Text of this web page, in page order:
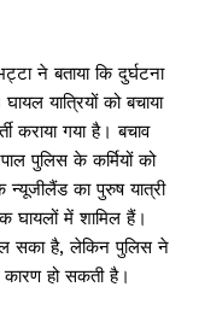
ने बताया कि दुर्घटना
यात्रियों को बचाया
कराया गया है। बचाव
पुलिस के कर्मियों को
न्यूजीलैंड का पुरुष यात्री
घायलों में शामिल हैं।
सका है, लेकिन पुलिस ने
हो सकती है।